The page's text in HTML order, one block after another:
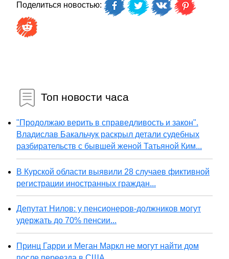
Поделиться новостью:
Топ новости часа
"Продолжаю верить в справедливость и закон".
Владислав Бакальчук раскрыл детали судебных
разбирательств с бывшей женой Татьяной Ким...
В Курской области выявили 28 случаев фиктивной
регистрации иностранных граждан...
Депутат Нилов: у пенсионеров-должников могут
удержать до 70% пенсии...
Принц Гарри и Меган Маркл не могут найти дом